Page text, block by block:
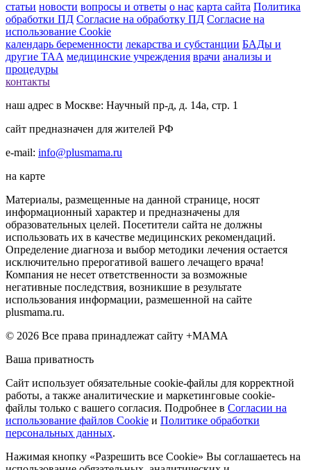
статьи новости вопросы и ответы о нас карта сайта Политика
обработки ПД Согласие на обработку ПД Согласие на
использование Cookie
календарь беременности лекарства и субстанции БАДы и
другие ТАА медицинские учреждения врачи анализы и
процедуры
контакты
наш адрес в Москве: Научный пр-д, д. 14а, стр. 1
сайт предназначен для жителей РФ
e-mail: info@plusmama.ru
на карте
Материалы, размещенные на данной странице, носят
информационный характер и предназначены для
образовательных целей. Посетители сайта не должны
использовать их в качестве медицинских рекомендаций.
Определение диагноза и выбор методики лечения остается
исключительно прерогативой вашего лечащего врача!
Компания не несет ответственности за возможные
негативные последствия, возникшие в результате
использования информации, размешенной на сайте
plusmama.ru.
© 2026 Все права принадлежат сайту +МАМА
Ваша приватность
Сайт использует обязательные cookie-файлы для корректной
работы, а также аналитические и маркетинговые cookie-
файлы только с вашего согласия. Подробнее в Согласии на
использование файлов Cookie и Политике обработки
персональных данных.
Нажимая кнопку «Разрешить все Cookie» Вы соглашаетесь на